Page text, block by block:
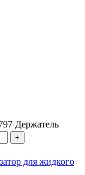
Держатель